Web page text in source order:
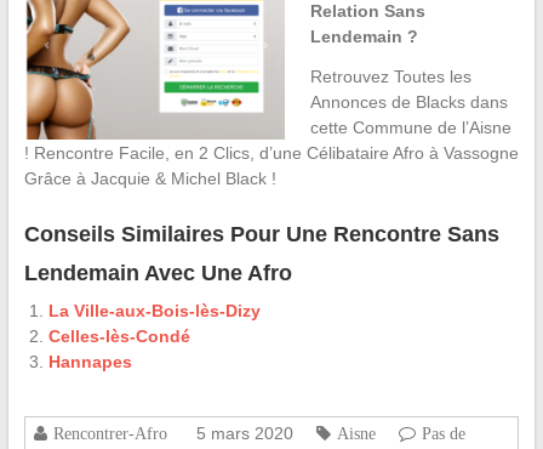
Relation Sans
Lendemain ?
Retrouvez Toutes les
Annonces de Blacks dans
cette Commune de l’Aisne
! Rencontre Facile, en 2 Clics, d’une Célibataire Afro à Vassogne
Grâce à Jacquie & Michel Black !
Conseils Similaires Pour Une Rencontre Sans
Lendemain Avec Une Afro
La Ville-aux-Bois-lès-Dizy
Celles-lès-Condé
Hannapes
Rencontrer-Afro 5 mars 2020 Aisne
Pas de